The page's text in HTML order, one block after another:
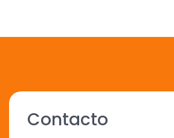
Contacto